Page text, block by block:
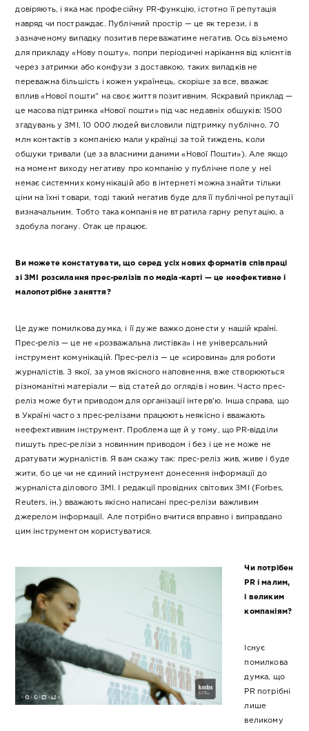
довіряють, і яка має професійну PR-функцію, істотно її репутація
навряд чи постраждає. Публічний простір — це як терези, і в
зазначеному випадку позитив переважатиме негатив. Ось візьмемо
для прикладу «Нову пошту», попри періодичні нарікання від клієнтів
через затримки або конфузи з доставкою, таких випадків не
переважна більшість і кожен українець, скоріше за все, вважає
вплив «Нової пошти” на своє життя позитивним. Яскравий приклад —
це масова підтримка «Нової пошти» під час недавніх обшуків: 1500
згадувань у ЗМІ, 10 000 людей висловили підтримку публічно, 70
млн контактів з компанією мали українці за той тиждень, коли
обшуки тривали (це за власними даними «Нової Пошти»). Але якщо
на момент виходу негативу про компанію у публічне поле у неї
немає системних комунікацій або в інтернеті можна знайти тільки
ціни на їхні товари, тоді такий негатив буде для її публічної репутації
визначальним. Тобто така компанія не втратила гарну репутацію, а
здобула погану. Отак це працює.
Ви можете констатувати, що серед усіх нових форматів співпраці
зі ЗМІ розсилання прес-релізів по медіа-карті — це неефективне і
малопотрібне заняття?
Це дуже помилкова думка, і її дуже важко донести у нашій країні.
Прес-реліз — це не «розважальна листівка» і не універсальний
інструмент комунікацій. Прес-реліз — це «сировина» для роботи
журналістів. З якої, за умов якісного наповнення, вже створюються
різноманітні матеріали — від статей до оглядів і новин. Часто прес-
реліз може бути приводом для організації інтерв’ю. Інша справа, що
в Україні часто з прес-релізами працюють неякісно і вважають
неефективним інструмент. Проблема ще й у тому, що PR-відділи
пишуть прес-релізи з новинним приводом і без і це не може не
дратувати журналістів. Я вам скажу так: прес-реліз жив, живе і буде
жити, бо це чи не єдиний інструмент донесення інформації до
журналіста ділового ЗМІ. І редакції провідних світових ЗМІ (Forbes,
Reuters, ін.) вважають якісно написані прес-релізи важливим
джерелом інформації. Але потрібно вчитися вправно і виправдано
цим інструментом користуватися.
Чи потрібен
PR і малим,
і великим
компаніям?
Існує
помилкова
думка, що
PR потрібні
лише
великому